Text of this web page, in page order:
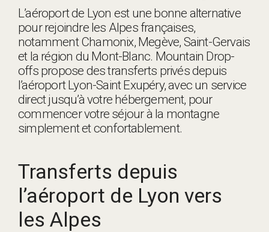
L’aéroport de Lyon est une bonne alternative
pour rejoindre les Alpes françaises,
notamment Chamonix, Megève, Saint-Gervais
et la région du Mont-Blanc. Mountain Drop-
offs propose des transferts privés depuis
l’aéroport Lyon-Saint Exupéry, avec un service
direct jusqu’à votre hébergement, pour
commencer votre séjour à la montagne
simplement et confortablement.
Transferts depuis
l’aéroport de Lyon vers
les Alpes